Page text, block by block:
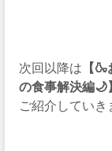
次回以降は 【
の食事解決編🌙
ご紹介していき